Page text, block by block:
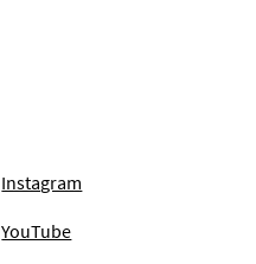
Instagram
YouTube